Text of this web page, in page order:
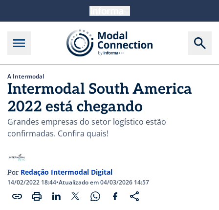
A Intermodal
Intermodal South America
2022 está chegando
Grandes empresas do setor logístico estão
confirmadas. Confira quais!
Por Redação Intermodal Digital
14/02/2022 18:44•Atualizado em 04/03/2026 14:57